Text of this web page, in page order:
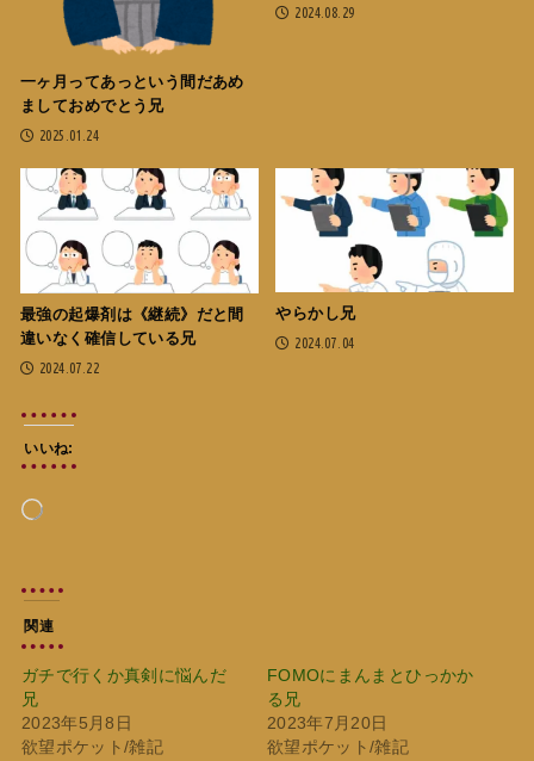
一ヶ月ってあっという間だあめ
ましておめでとう兄
2025.01.24
2024.08.29
最強の起爆剤は《継続》だと間
違いなく確信している兄
2024.07.22
やらかし兄
2024.07.04
いいね:
み
中…
関連
ガチで行くか真剣に悩んだ
兄
2023年5月8日
欲望ポケット/雑記
FOMOにまんまとひっかか
る兄
2023年7月20日
欲望ポケット/雑記